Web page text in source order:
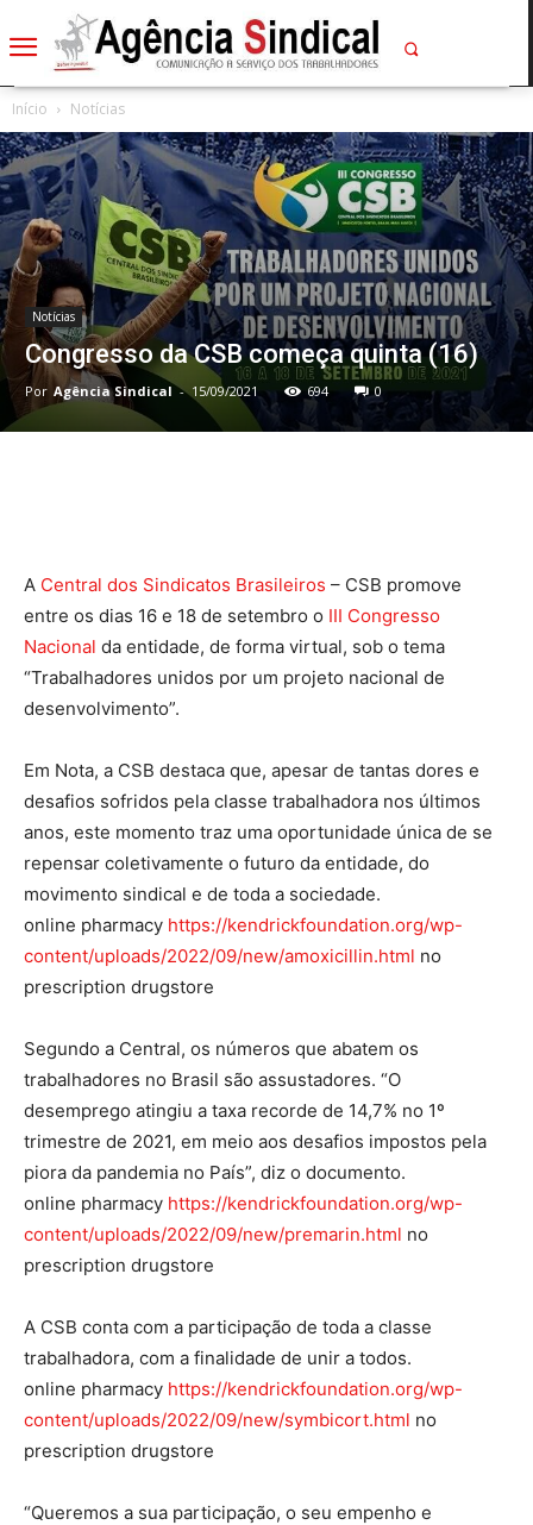
Início Notícias
Notícias
Congresso da CSB começa quinta (16)
Por Agência Sindical - 15/09/2021 694 0
A Central dos Sindicatos Brasileiros – CSB promove
entre os dias 16 e 18 de setembro o III Congresso
Nacional da entidade, de forma virtual, sob o tema
“Trabalhadores unidos por um projeto nacional de
desenvolvimento”.
Em Nota, a CSB destaca que, apesar de tantas dores e
desafios sofridos pela classe trabalhadora nos últimos
anos, este momento traz uma oportunidade única de se
repensar coletivamente o futuro da entidade, do
movimento sindical e de toda a sociedade.
online pharmacy https://kendrickfoundation.org/wp-
content/uploads/2022/09/new/amoxicillin.html no
prescription drugstore
Segundo a Central, os números que abatem os
trabalhadores no Brasil são assustadores. “O
desemprego atingiu a taxa recorde de 14,7% no 1º
trimestre de 2021, em meio aos desafios impostos pela
piora da pandemia no País”, diz o documento.
online pharmacy https://kendrickfoundation.org/wp-
content/uploads/2022/09/new/premarin.html no
prescription drugstore
A CSB conta com a participação de toda a classe
trabalhadora, com a finalidade de unir a todos.
online pharmacy https://kendrickfoundation.org/wp-
content/uploads/2022/09/new/symbicort.html no
prescription drugstore
“Queremos a sua participação, o seu empenho e